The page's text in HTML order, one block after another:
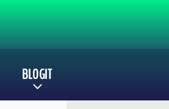
BLOGIT